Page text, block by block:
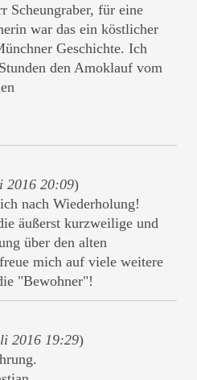
Scheungraber, für eine
war das ein köstlicher
Geschichte. Ich
den Amoklauf vom
2016 20:09)
nach Wiederholung!
äußerst kurzweilige und
über den alten
mich auf viele weitere
"Bewohner"!
2016 19:29)